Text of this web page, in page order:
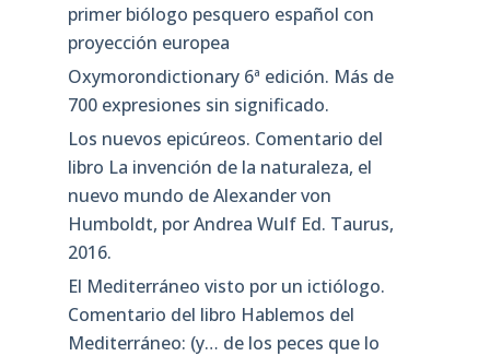
primer biólogo pesquero español con
proyección europea
Oxymorondictionary 6ª edición. Más de
700 expresiones sin significado.
Los nuevos epicúreos. Comentario del
libro La invención de la naturaleza, el
nuevo mundo de Alexander von
Humboldt, por Andrea Wulf Ed. Taurus,
2016.
El Mediterráneo visto por un ictiólogo.
Comentario del libro Hablemos del
Mediterráneo: (y… de los peces que lo